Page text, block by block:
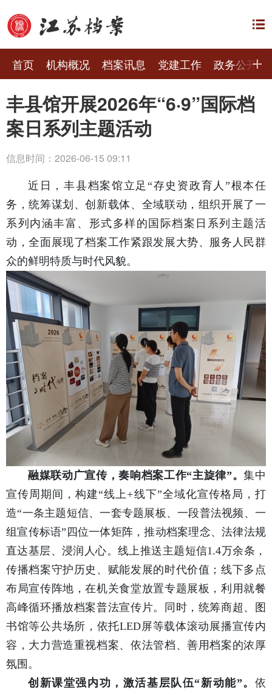
首页 机构概况 档案讯息 党建工作 政务公开
丰县馆开展2026年“6·9”国际档
案日系列主题活动
信息时间：2026-06-15 09:11
近日，丰县档案馆立足“存史资政育人”根本任
务，统筹谋划、创新载体、全域联动，组织开展了一
系列内涵丰富、形式多样的国际档案日系列主题活
动，全面展现了档案工作紧跟发展大势、服务人民群
众的鲜明特质与时代风貌。
融媒联动广宣传，奏响档案工作“主旋律”。集中
宣传周期间，构建“线上+线下”全域化宣传格局，打
造“一条主题短信、一套专题展板、一段普法视频、一
组宣传标语”四位一体矩阵，推动档案理念、法律法规
直达基层、浸润人心。线上推送主题短信1.4万余条，
传播档案守护历史、赋能发展的时代价值；线下多点
布局宣传阵地，在机关食堂放置专题展板，利用就餐
高峰循环播放档案普法宣传片。同时，统筹商超、图
书馆等公共场所，依托LED屏等载体滚动展播宣传内
容，大力营造重视档案、依法管档、善用档案的浓厚
氛围。
创新课堂强内功，激活基层队伍“新动能”。 依